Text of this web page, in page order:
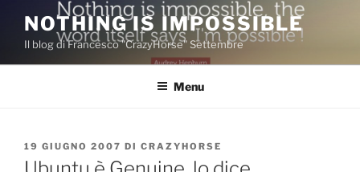
contenuto
NOTHING IS IMPOSSIBLE
Il blog di Francesco "CrazyHorse" Settembre
Menu
PUBBLICATO
IL
19 GIUGNO 2007 DI CRAZYHORSE